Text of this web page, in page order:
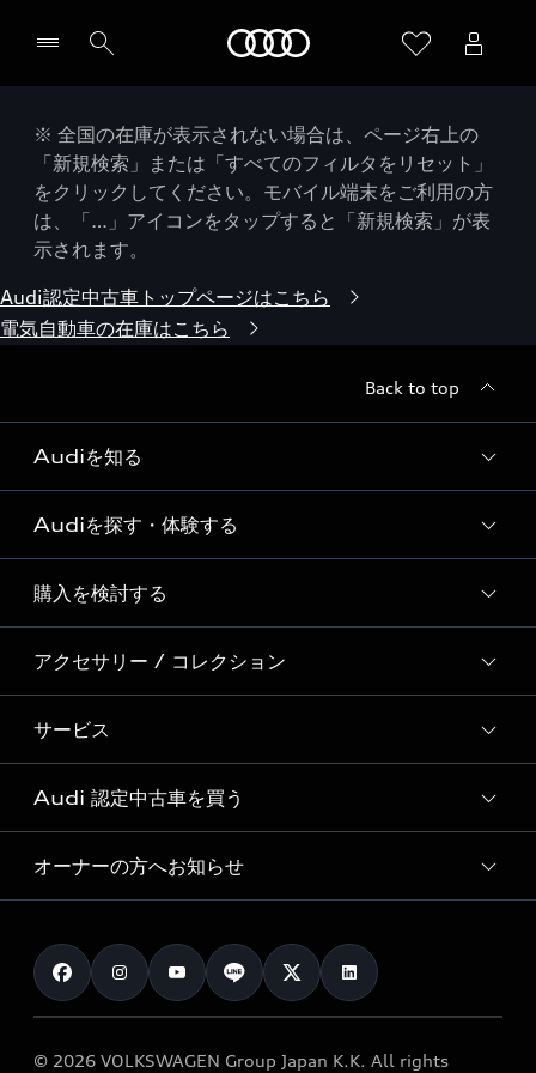
※ 全国の在庫が表示されない場合は、ページ右上の
「新規検索」または「すべてのフィルタをリセット」
をクリックしてください。モバイル端末をご利用の方
は、「…」アイコンをタップすると「新規検索」が表
示されます。
Audi認定中古車トップページはこちら
電気自動車の在庫はこちら
Back to top
Audiを知る
Audi ブランド
Story of Progress
Audi Sport
Formula 1®
デジタルサービス
Audiを探す・体験する
ディーラー検索
新車在庫検索
試乗車・展示車検索
見積り依頼
試乗予約
購入を検討する
モデル一覧
特別仕様モデル / 限定モデル
e-tronラインアップ
価格シミュレーション
車両比較
カタログ一覧
アクセサリー / コレクション
純正アクセサリー
オンラインショップ
Audi collection
アウディナビアプリ
サービス
サービス入庫予約
サービスプログラム
メンテナンス
車検 / 定期点検
e-tronアフターサポート
Audi 認定中古車を買う
Audi認定中古車
クオリティ
保証
メンテナンス
オーナーの方へお知らせ
お知らせ
オーナー様向けキャンペーン
© 2026 VOLKSWAGEN Group Japan K.K. All rights